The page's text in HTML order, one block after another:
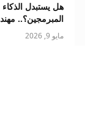
هل يستبدل
المبرمجين؟..
مايو 9, 2026